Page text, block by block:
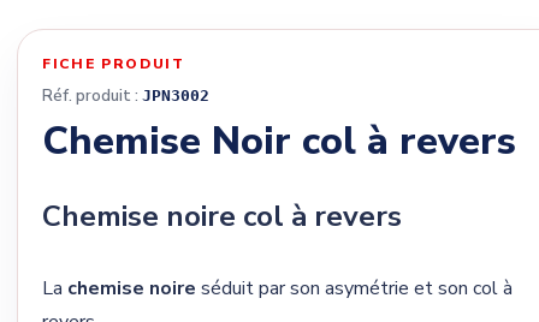
FICHE PRODUIT
Réf. produit : JPN3002
Chemise Noir col à revers
Chemise noire col à revers
La chemise noire séduit par son asymétrie et son col à